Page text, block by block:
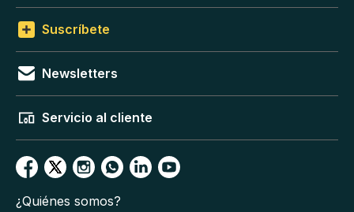
Suscríbete
Newsletters
Servicio al cliente
¿Quiénes somos?